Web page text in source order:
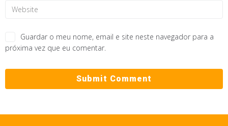
Guardar o meu nome, email e site neste navegador para a
próxima vez que eu comentar.